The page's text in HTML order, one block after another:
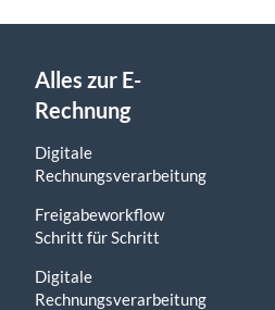
Alles zur E-
Rechnung
Digitale
Rechnungsverarbeitung
Freigabeworkflow
Schritt für Schritt
Digitale
Rechnungsverarbeitung